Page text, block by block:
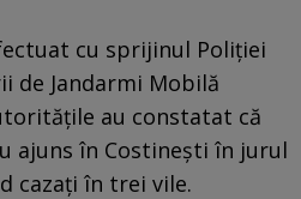
cu sprijinul Poliţiei
de Jandarmi Mobilă
au constatat că
ajuns în Costineşti în jurul
cazaţi în trei vile.